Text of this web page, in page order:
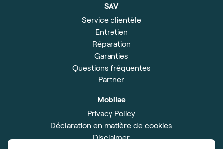
SAV
Service clientèle
Entretien
Réparation
Garanties
Questions fréquentes
Partner
Mobilae
Privacy Policy
Déclaration en matière de cookies
Disclaimer